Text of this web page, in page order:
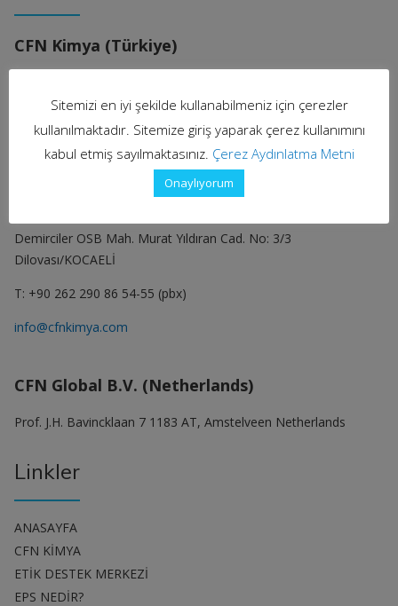
CFN Kimya (Türkiye)
Altunizade, Kısıklı Cd. Sarkuysan-Ak İş Merkezi No:4/1 Blok İç
Kapı No: 6, 34662 Üsküdar/İstanbul
Demirciler OSB Mah. Murat Yıldıran Cad. No: 3/3
Dilovası/KOCAELİ
T: +90 262 290 86 54-55 (pbx)
info@cfnkimya.com
CFN Global B.V. (Netherlands)
Prof. J.H. Bavincklaan 7 1183 AT, Amstelveen Netherlands
Linkler
ANASAYFA
CFN KİMYA
ETİK DESTEK MERKEZİ
EPS NEDİR?
Sitemizi en iyi şekilde kullanabilmeniz için çerezler
kullanılmaktadır. Sitemize giriş yaparak çerez kullanımını
kabul etmiş sayılmaktasınız. Çerez Aydınlatma Metni
Onaylıyorum